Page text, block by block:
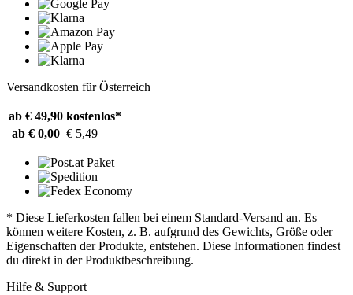
Versandkosten für Österreich
ab € 49,90 kostenlos*
ab € 0,00 € 5,49
* Diese Lieferkosten fallen bei einem Standard-Versand an. Es
können weitere Kosten, z. B. aufgrund des Gewichts, Größe oder
Eigenschaften der Produkte, entstehen. Diese Informationen findest
du direkt in der Produktbeschreibung.
Hilfe & Support